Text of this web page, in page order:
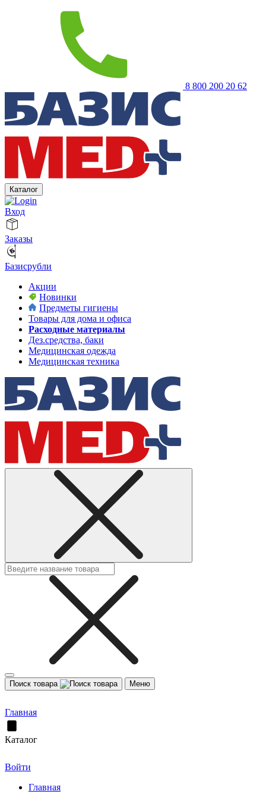
8 800 200 20 62
Каталог
Вход
Заказы
Базисрубли
Акции
Новинки
Предметы гигиены
Товары для дома и офиса
Расходные материалы
Дез.средства, баки
Медицинская одежда
Медицинская техника
Поиск товара Меню
Главная
Каталог
Войти
Главная